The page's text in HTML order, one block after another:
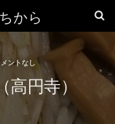
から
ントなし
高円寺）